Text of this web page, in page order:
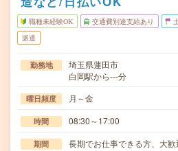
職種未経験OK 交通費別途支給あり
派遣
勤務地
埼玉県蓮田市
白岡駅から---分
曜日頻度 月～金
時間 08:30～17:00
期間 長期でお仕事できる方、大歓